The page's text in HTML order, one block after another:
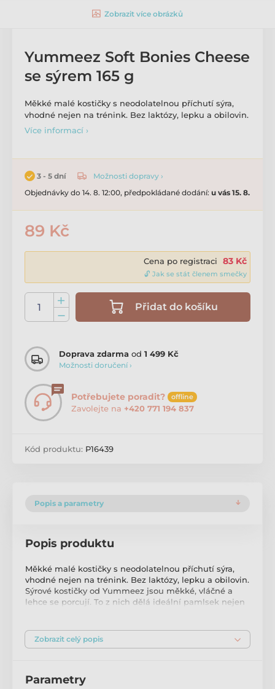
Zobrazit více obrázků
Yummeez Soft Bonies Cheese
se sýrem 165 g
Měkké malé kostičky s neodolatelnou příchutí sýra,
vhodné nejen na trénink. Bez laktózy, lepku a obilovin.
Více informací ›
3 - 5 dní
Možnosti dopravy ›
Objednávky do 14. 8. 12:00, předpokládané dodání: u vás 15. 8.
89 Kč
Cena po registraci 83 Kč
🔓 Jak se stát členem smečky
Přidat do košíku
Doprava zdarma od 1 499 Kč
Možnosti doručení ›
Potřebujete poradit? offline
Zavolejte na +420 771 194 837
Kód produktu: P16439
Popis a parametry
Popis produktu
Měkké malé kostičky s neodolatelnou příchutí sýra,
vhodné nejen na trénink. Bez laktózy, lepku a obilovin.
Sýrové kostičky od Yummeez jsou měkké, vláčné a
lehce se porcují. To z nich dělá ideální pamlsek nejen
s lahodnou příchutí sýra měkké, snadno porcovatelné
bez laktózy, obilovin, lepku a GMO ve znovu
velikostí malé kousky, vhodné nejen na trénink
Zobrazit celý popis
Parametry